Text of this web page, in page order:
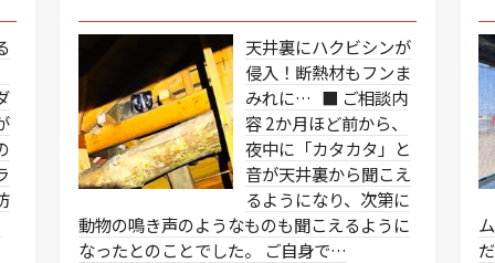
天井裏にハクビシンが
侵入！断熱材もフンま
みれに… ■ ご相談内
容 2か月ほど前から、
夜中に「カタカタ」と
音が天井裏から聞こえ
るようになり、次第に
動物の鳴き声のようなものも聞こえるように
なったとのことでした。 ご自身で…